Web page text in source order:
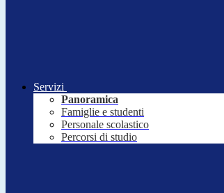
Servizi
Panoramica
Famiglie e studenti
Personale scolastico
Percorsi di studio